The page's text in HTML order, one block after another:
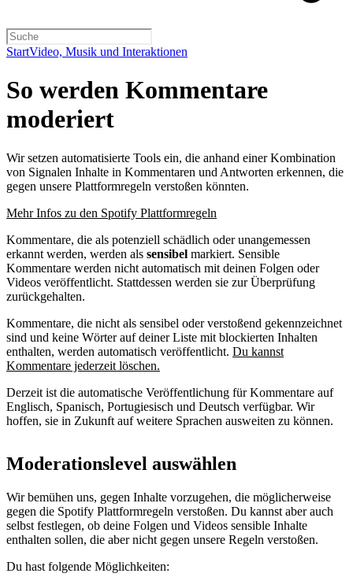
StartVideo, Musik und Interaktionen
So werden Kommentare
moderiert
Wir setzen automatisierte Tools ein, die anhand einer Kombination
von Signalen Inhalte in Kommentaren und Antworten erkennen, die
gegen unsere Plattformregeln verstoßen könnten.
Mehr Infos zu den Spotify Plattformregeln
Kommentare, die als potenziell schädlich oder unangemessen
erkannt werden, werden als sensibel markiert. Sensible
Kommentare werden nicht automatisch mit deinen Folgen oder
Videos veröffentlicht. Stattdessen werden sie zur Überprüfung
zurückgehalten.
Kommentare, die nicht als sensibel oder verstoßend gekennzeichnet
sind und keine Wörter auf deiner Liste mit blockierten Inhalten
enthalten, werden automatisch veröffentlicht. Du kannst
Kommentare jederzeit löschen.
Derzeit ist die automatische Veröffentlichung für Kommentare auf
Englisch, Spanisch, Portugiesisch und Deutsch verfügbar. Wir
hoffen, sie in Zukunft auf weitere Sprachen ausweiten zu können.
Moderationslevel auswählen
Wir bemühen uns, gegen Inhalte vorzugehen, die möglicherweise
gegen die Spotify Plattformregeln verstoßen. Du kannst aber auch
selbst festlegen, ob deine Folgen und Videos sensible Inhalte
enthalten sollen, die aber nicht gegen unsere Regeln verstoßen.
Du hast folgende Möglichkeiten: